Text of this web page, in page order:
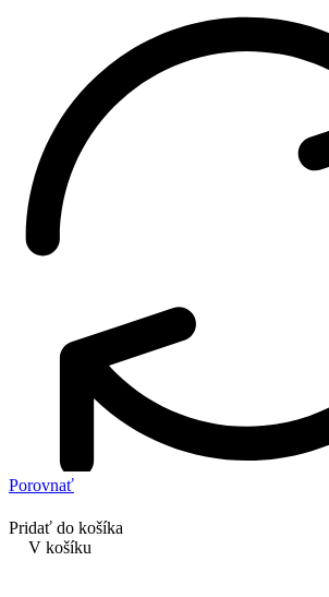
Porovnať
Pridať do košíka
V košíku